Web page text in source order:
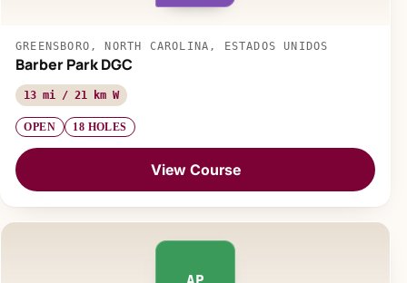
GREENSBORO, NORTH CAROLINA, ESTADOS UNIDOS
Barber Park DGC
13 mi / 21 km W
OPEN 18 HOLES
View Course